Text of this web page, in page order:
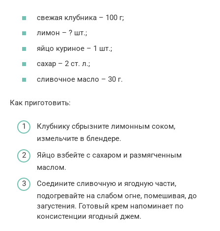
свежая клубника – 100 г;
лимон – ? шт.;
яйцо куриное – 1 шт.;
сахар – 2 ст. л.;
сливочное масло – 30 г.
Как приготовить:
Клубнику сбрызните лимонным соком,
измельчите в блендере.
Яйцо взбейте с сахаром и размягченным
маслом.
Соедините сливочную и ягодную части,
подогревайте на слабом огне, помешивая, до
загустения. Готовый крем напоминает по
консистенции ягодный джем.